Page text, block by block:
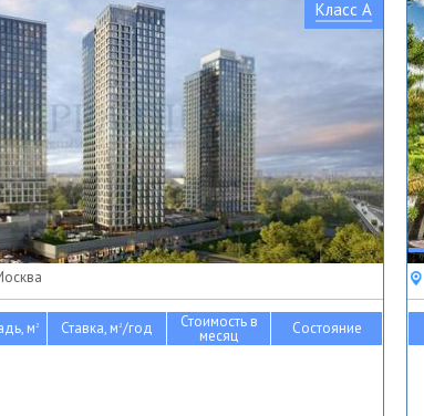
Класс A
м2 Ставка, м2/год Стоимость в
месяц Состояние